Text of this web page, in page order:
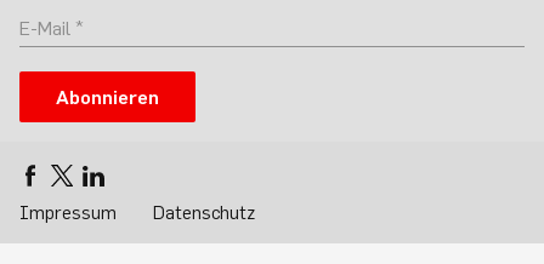
Abonnieren
Impressum Datenschutz